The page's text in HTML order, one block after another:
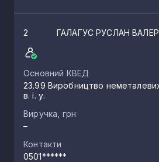
2 ГАЛАГУС РУСЛАН
Основний КВЕД
23.99 Виробництво
в. і. у.
Виручка, грн
–
Контакти
0501******